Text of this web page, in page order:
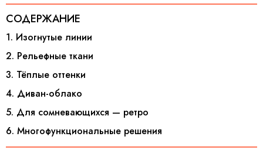
СОДЕРЖАНИЕ
1. Изогнутые линии
2. Рельефные ткани
3. Тёплые оттенки
4. Диван-облако
5. Для сомневающихся — ретро
6. Многофункциональные решения